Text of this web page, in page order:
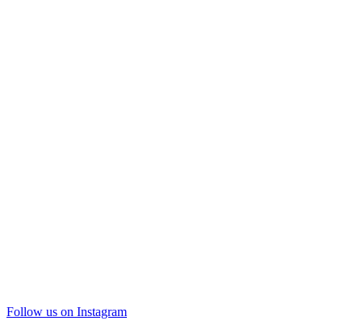
Follow us on Instagram